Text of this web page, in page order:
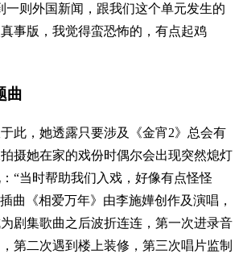
一则外国新闻，跟我们这个单元发生的
事版，我觉得蛮恐怖的，有点起鸡
曲
此，她透露只要涉及《金宵2》总会有
摄她在家的戏份时偶尔会出现突然熄灯
“当时帮助我们入戏，好像有点怪怪
曲《相爱万年》由李施嬅创作及演唱，
剧集歌曲之后波折连连，第一次进录音
第二次遇到楼上装修，第三次唱片监制